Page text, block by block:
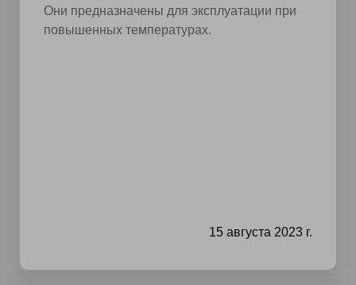
Они предназначены для эксплуатации при
повышенных температурах.
15 августа 2023 г.